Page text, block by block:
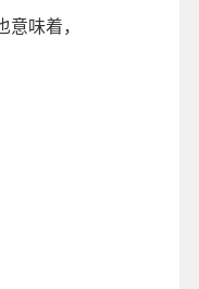
味着，